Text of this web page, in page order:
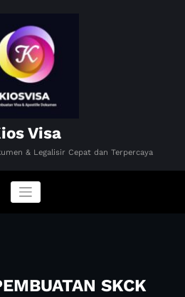
Visa
& Legalisir Cepat dan Terpercaya
SKCK